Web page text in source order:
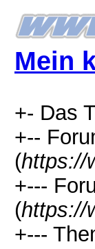
Mein
+- Das
+--
(https://
+---
(https://
+---